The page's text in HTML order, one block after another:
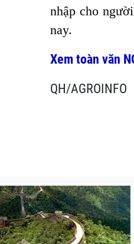
nhập cho
nay.
Xem toàn văn
QH/AGROINFO